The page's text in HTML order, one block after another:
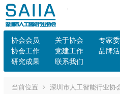
协会会员 关于协会 专家
协会工作
党建工作 品牌
研究成果
联系我们
当前位置 深圳市人工智能行业协